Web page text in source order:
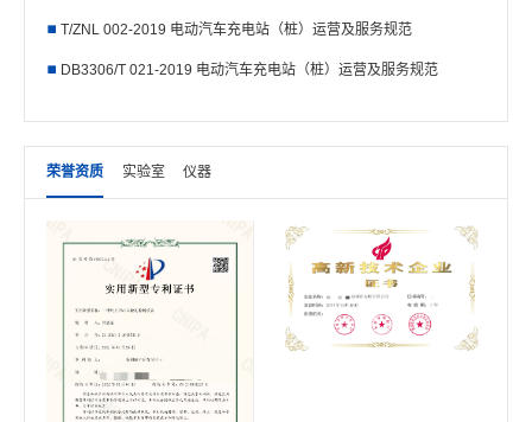
T/ZNL 002-2019 电动汽车充电站（桩）运营及服务规范
DB3306/T 021-2019 电动汽车充电站（桩）运营及服务规范
荣誉资质 实验室 仪器